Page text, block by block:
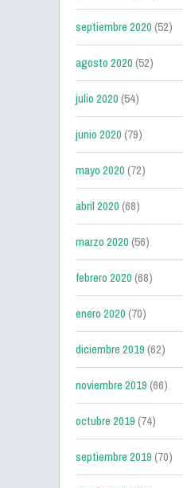
septiembre 2020(52)
agosto 2020(52)
julio 2020(54)
junio 2020(79)
mayo 2020(72)
abril 2020(68)
marzo 2020(56)
febrero 2020(68)
enero 2020(70)
diciembre 2019(62)
noviembre 2019(66)
octubre 2019(74)
septiembre 2019(70)